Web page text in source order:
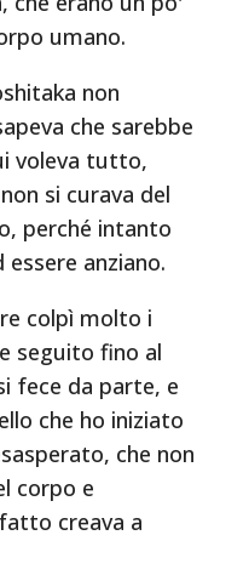
umano.
non
che sarebbe
voleva tutto,
si curava del
perché intanto
anziano.
colpì molto i
seguito fino al
fece da parte, e
che ho iniziato
che non
corpo e
creava a